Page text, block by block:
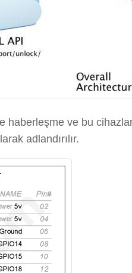
ve bu
adlandırılır.